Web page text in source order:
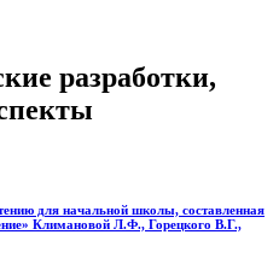
разработки,
для начальной школы, составленная
Климановой Л.Ф., Горецкого В.Г.,